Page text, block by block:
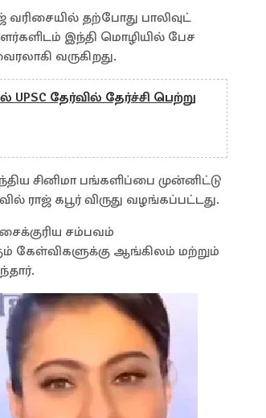
தற்போது பாலிவுட்
இந்தி மொழியில் பேச
வருகிறது.
தேர்வில் தேர்ச்சி பெற்று
சினிமா பங்களிப்பை முன்னிட்டு
ராஜ் கபூர் விருது வழங்கப்பட்டது.
சம்பவம்
கேள்விகளுக்கு ஆங்கிலம் மற்றும்